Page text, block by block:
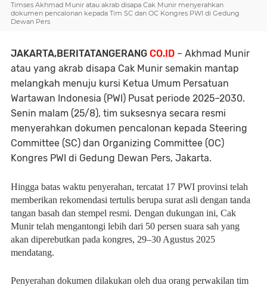
Timses Akhmad Munir atau akrab disapa Cak Munir menyerahkan
dokumen pencalonan kepada Tim SC dan OC Kongres PWI di Gedung
Dewan Pers
JAKARTA,BERITATANGERANG CO.ID – Akhmad Munir
atau yang akrab disapa Cak Munir semakin mantap
melangkah menuju kursi Ketua Umum Persatuan
Wartawan Indonesia (PWI) Pusat periode 2025–2030.
Senin malam (25/8), tim suksesnya secara resmi
menyerahkan dokumen pencalonan kepada Steering
Committee (SC) dan Organizing Committee (OC)
Kongres PWI di Gedung Dewan Pers, Jakarta.
Hingga batas waktu penyerahan, tercatat 17 PWI provinsi telah
memberikan rekomendasi tertulis berupa surat asli dengan tanda
tangan basah dan stempel resmi. Dengan dukungan ini, Cak
Munir telah mengantongi lebih dari 50 persen suara sah yang
akan diperebutkan pada kongres, 29–30 Agustus 2025
mendatang.
Penyerahan dokumen dilakukan oleh dua orang perwakilan tim